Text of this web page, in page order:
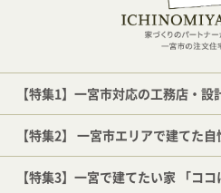
【特集1】一宮市対応の工務店・設
【特集2】 一宮市エリアで建てた
【特集3】一宮で建てたい家 「ココ